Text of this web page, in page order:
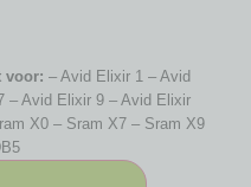
voor: – Avid Elixir 1 – Avid
– Avid Elixir 9 – Avid Elixir
X0 – Sram X7 – Sram X9